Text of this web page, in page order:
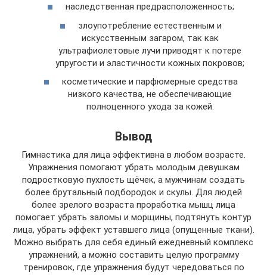
наследственная предрасположенность;
злоупотребление естественным и
искусственным загаром, так как
ультрафиолетовые лучи приводят к потере
упругости и эластичности кожных покровов;
косметические и парфюмерные средства
низкого качества, не обеспечивающие
полноценного ухода за кожей.
Вывод
Гимнастика для лица эффективна в любом возрасте.
Упражнения помогают убрать молодым девушкам
подростковую пухлость щёчек, а мужчинам создать
более брутальный подбородок и скулы. Для людей
более зрелого возраста проработка мышц лица
помогает убрать заломы и морщины, подтянуть контур
лица, убрать эффект уставшего лица (опущенные ткани).
Можно выбрать для себя единый ежедневный комплекс
упражнений, а можно составить целую программу
тренировок, где упражнения будут чередоваться по